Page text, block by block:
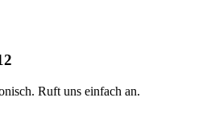
Ruft uns einfach an.